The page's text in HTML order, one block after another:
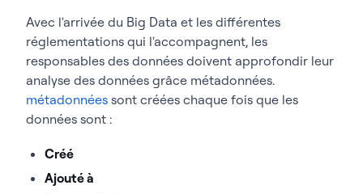
Avec l'arrivée du Big Data et les différentes
réglementations qui l'accompagnent, les
responsables des données doivent approfondir leur
analyse des données grâce métadonnées.
métadonnées sont créées chaque fois que les
données sont :
Créé
Ajouté à